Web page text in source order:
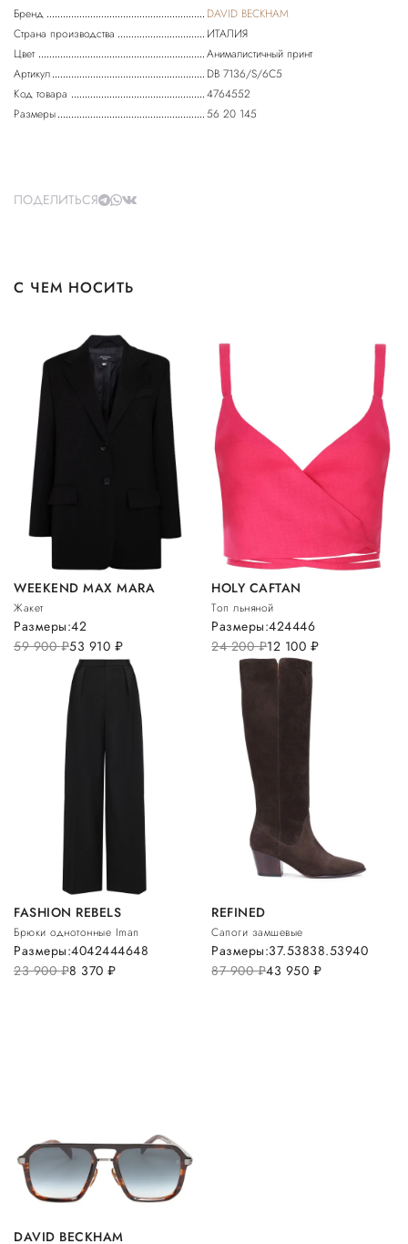
Бренд
DAVID BECKHAM
Страна производства
ИТАЛИЯ
Цвет
Анималистичный принт
Артикул
DB 7136/S/6C5
Код товара
4764552
Размеры
56 20 145
ПОДЕЛИТЬСЯ
С ЧЕМ НОСИТЬ
WEEKEND MAX MARA
Жакет
59 900руб.53 910 руб.
Размеры:42
HOLY CAFTAN
Топ льняной
24 200руб.12 100 руб.
Размеры:424446
FASHION REBELS
Брюки однотонные Iman
23 900руб.8 370 руб.
Размеры:4042444648
REFINED
Сапоги замшевые
87 900руб.43 950 руб.
Размеры:37.53838.53940
DAVID BECKHAM